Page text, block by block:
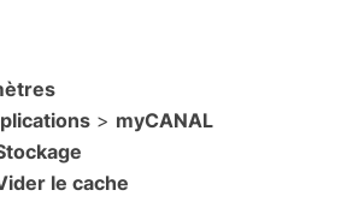
> myCANAL
le cache